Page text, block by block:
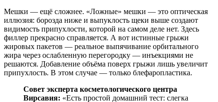
Мешки — ещё сложнее. «Ложные» мешки — это оптическая
иллюзия: борозда ниже и выпуклость щеки выше создают
видимость припухлости, которой на самом деле нет. Здесь
филлер прекрасно справляется. А вот истинные грыжи
жировых пакетов — реальное выпячивание орбитального
жира через ослабленную перегородку — инъекциями не
решаются. Добавление объёма поверх грыжи лишь увеличит
припухлость. В этом случае — только блефаропластика.
Совет эксперта косметологического центра
Вирсавия: «Есть простой домашний тест: слегка